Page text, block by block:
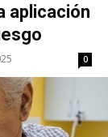
aplicación
0